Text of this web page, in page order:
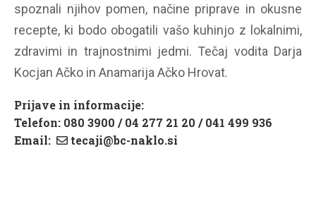
spoznali njihov pomen, načine priprave in okusne
recepte, ki bodo obogatili vašo kuhinjo z lokalnimi,
zdravimi in trajnostnimi jedmi. Tečaj vodita Darja
Kocjan Ačko in Anamarija Ačko Hrovat.
Prijave in informacije:
Telefon: 080 3900 / 04 277 21 20 / 041 499 936
Email:
tecaji@bc-naklo.si